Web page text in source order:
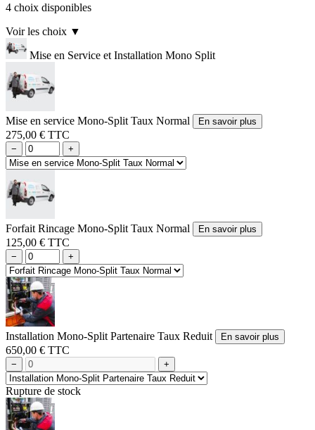
4 choix disponibles
Voir les choix ▼
Mise en Service et Installation Mono Split
Mise en service Mono-Split Taux Normal En savoir plus
275,00 € TTC
− +
Forfait Rincage Mono-Split Taux Normal En savoir plus
125,00 € TTC
− +
Installation Mono-Split Partenaire Taux Reduit En savoir plus
650,00 € TTC
− +
Rupture de stock